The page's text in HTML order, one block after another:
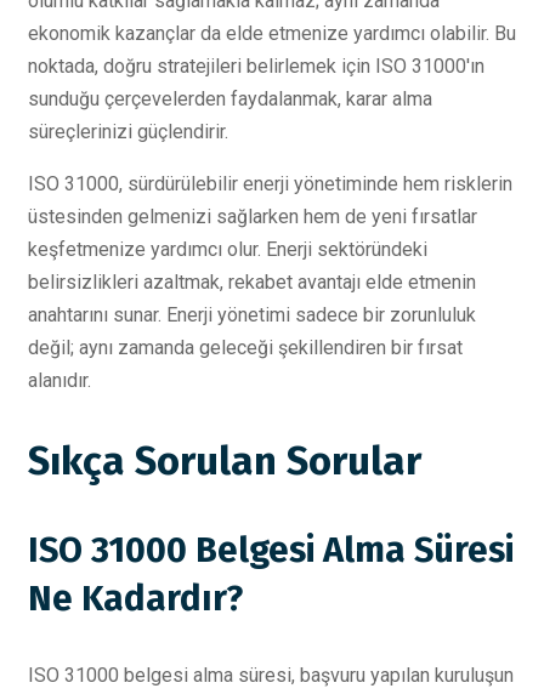
ekonomik kazançlar da elde etmenize yardımcı olabilir. Bu
noktada, doğru stratejileri belirlemek için ISO 31000'ın
sunduğu çerçevelerden faydalanmak, karar alma
süreçlerinizi güçlendirir.
ISO 31000, sürdürülebilir enerji yönetiminde hem risklerin
üstesinden gelmenizi sağlarken hem de yeni fırsatlar
keşfetmenize yardımcı olur. Enerji sektöründeki
belirsizlikleri azaltmak, rekabet avantajı elde etmenin
anahtarını sunar. Enerji yönetimi sadece bir zorunluluk
değil; aynı zamanda geleceği şekillendiren bir fırsat
alanıdır.
Sıkça Sorulan Sorular
ISO 31000 Belgesi Alma Süresi
Ne Kadardır?
ISO 31000 belgesi alma süresi, başvuru yapılan kuruluşun